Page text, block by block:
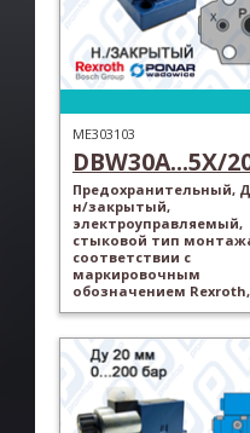
ME303103
DBW30A...5X/
Предохранительный,
н/закрытый,
электроуправляемый,
стыковой тип
соответствии с
маркировочным
обозначением